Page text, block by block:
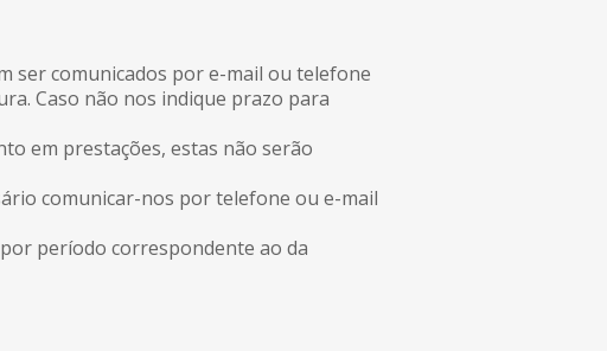
ser comunicados por e-mail ou telefone
Caso não nos indique prazo para
em prestações, estas não serão
comunicar-nos por telefone ou e-mail
período correspondente ao da